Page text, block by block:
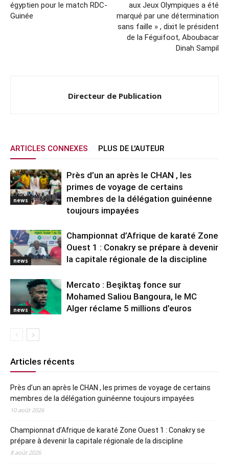
égyptien pour le match RDC-
Guinée
aux Jeux Olympiques a été
marqué par une détermination
sans faille » , dixit le président
de la Féguifoot, Aboubacar
Dinah Sampil
Directeur de Publication
ARTICLES CONNEXES PLUS DE L'AUTEUR
news
Près d’un an après le CHAN , les
primes de voyage de certains
membres de la délégation guinéenne
toujours impayées
news
Championnat d’Afrique de karaté Zone
Ouest 1 : Conakry se prépare à devenir
la capitale régionale de la discipline
news
Mercato : Beşiktaş fonce sur
Mohamed Saliou Bangoura, le MC
Alger réclame 5 millions d’euros
Articles récents
Près d’un an après le CHAN , les primes de voyage de certains
membres de la délégation guinéenne toujours impayées
10 août 2026
Championnat d’Afrique de karaté Zone Ouest 1 : Conakry se
prépare à devenir la capitale régionale de la discipline
8 août 2026